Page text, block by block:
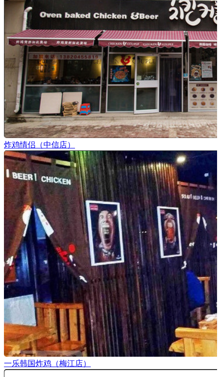
炸鸡情侣（中信店）
一乐韩国炸鸡（梅江店）